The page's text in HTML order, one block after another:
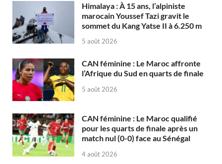
Himalaya : À 15 ans, l’alpiniste
marocain Youssef Tazi gravit le
sommet du Kang Yatse II à 6.250 m
5 août 2026
CAN féminine : Le Maroc affronte
l’Afrique du Sud en quarts de finale
5 août 2026
CAN féminine : Le Maroc qualifié
pour les quarts de finale après un
match nul (0-0) face au Sénégal
4 août 2026